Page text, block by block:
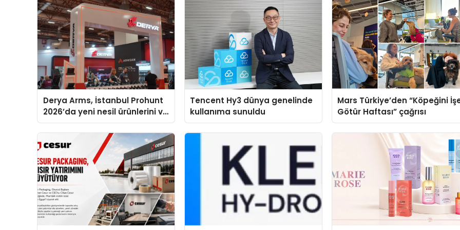
Derya Arms, İstanbul Prohunt
2026’da yeni nesil ürünlerini ve
global marka vizyonunu
sergiledi
Tencent Hy3 dünya genelinde
kullanıma sunuldu
Mars Türkiye’den “Köpeğini
Götür Haftası” çağrısı